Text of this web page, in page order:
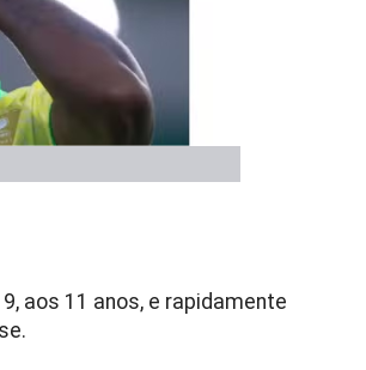
aos 11 anos, e rapidamente